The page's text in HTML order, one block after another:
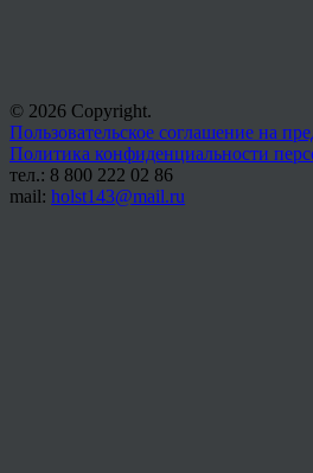
© 2026 Copyright.
Пользовательское соглашение на
Политика конфиденциальности
тел.: 8 800 222 02 86
mail: holst143@mail.ru